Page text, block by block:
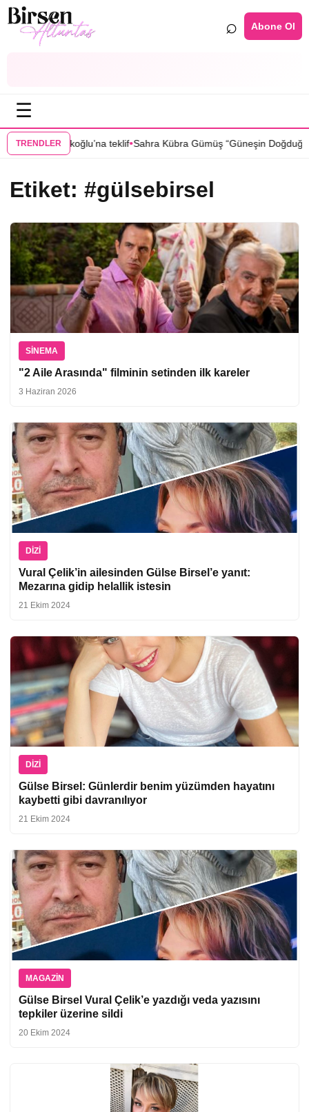
⌕ Abone Ol
☰
TRENDLER
Sıla Türkoğlu’na teklif•Sahra Kübra Gümüş “Güneşin Doğduğu
Etiket: #gülsebirsel
SINEMA
"2 Aile Arasında" filminin setinden ilk kareler
3 Haziran 2026
DIZI
Vural Çelik’in ailesinden Gülse Birsel’e yanıt:
Mezarına gidip helallik istesin
21 Ekim 2024
DIZI
Gülse Birsel: Günlerdir benim yüzümden hayatını
kaybetti gibi davranılıyor
21 Ekim 2024
MAGAZIN
Gülse Birsel Vural Çelik’e yazdığı veda yazısını
tepkiler üzerine sildi
20 Ekim 2024